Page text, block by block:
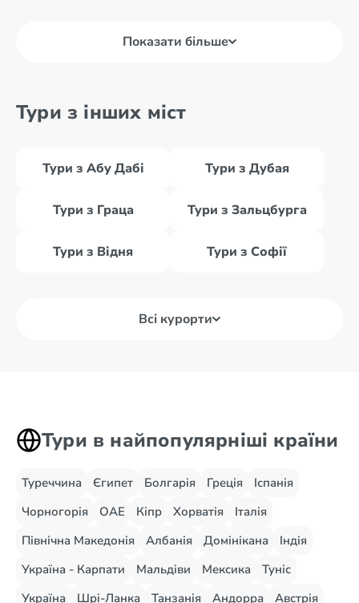
Показати більше
Тури з інших міст
Тури з Абу Дабі Тури з Дубая
Тури з Граца Тури з Зальцбурга
Тури з Відня Тури з Софії
Всі курорти
Тури в найпопулярніші країни
Туреччина Єгипет Болгарія Греція
Іспанія
Чорногорія
ОАЕ Кіпр Хорватія
Італія
Північна Македонія
Албанія Домінікана
Індія
Україна - Карпати
Мальдіви Мексика
Туніс
Україна
Шрі-Ланка Танзанія Андорра Австрія